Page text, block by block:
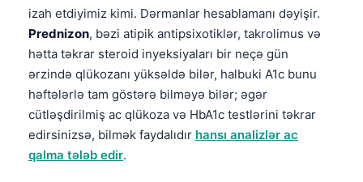
izah etdiyimiz kimi. Dərmanlar hesablamanı dəyişir.
Prednizon, bəzi atipik antipsixotiklər, takrolimus və
hətta təkrar steroid inyeksiyaları bir neçə gün
ərzində qlükozanı yüksəldə bilər, halbuki A1c bunu
həftələrlə tam göstərə bilməyə bilər; əgər
cütləşdirilmiş ac qlükoza və HbA1c testlərini təkrar
edirsinizsə, bilmək faydalıdır hansı analizlər ac
qalma tələb edir.